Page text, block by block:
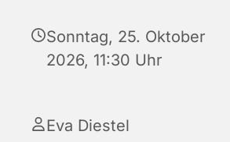
Sonntag, 25. Oktober
2026, 11:30 Uhr
Eva Diestel